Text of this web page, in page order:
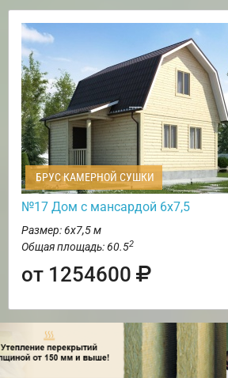
БРУС КАМЕРНОЙ СУШКИ
№17 Дом с мансардой 6х7,5
Размер: 6х7,5 м
Общая площадь: 60.52
от 1254600